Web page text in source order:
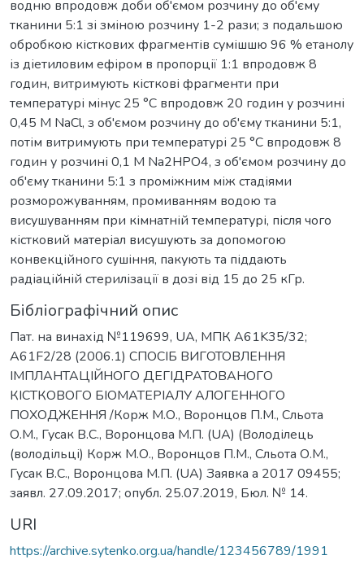
водню впродовж доби об'ємом розчину до об'єму
тканини 5:1 зі зміною розчину 1-2 рази; з подальшою
обробкою кісткових фрагментів сумішшю 96 % етанолу
із діетиловим ефіром в пропорції 1:1 впродовж 8
годин, витримують кісткові фрагменти при
температурі мінус 25 °С впродовж 20 годин у розчині
0,45 М NaCl, з об'ємом розчину до об'єму тканини 5:1,
потім витримують при температурі 25 °С впродовж 8
годин у розчині 0,1 М Na2HPO4, з об'ємом розчину до
об'єму тканини 5:1 з проміжним між стадіями
розморожуванням, промиванням водою та
висушуванням при кімнатній температурі, після чого
кістковий матеріал висушують за допомогою
конвекційного сушіння, пакують та піддають
радіаційній стерилізації в дозі від 15 до 25 кГр.
Бібліографічний опис
Пат. на винахід №119699, UA, МПК A61K35/32;
A61F2/28 (2006.1) СПОСІБ ВИГОТОВЛЕННЯ
ІМПЛАНТАЦІЙНОГО ДЕГІДРАТОВАНОГО
КІСТКОВОГО БІОМАТЕРІАЛУ АЛОГЕННОГО
ПОХОДЖЕННЯ /Корж М.О., Воронцов П.М., Сльота
О.М., Гусак В.С., Воронцова М.П. (UA) (Володілець
(володільці) Корж М.О., Воронцов П.М., Сльота О.М.,
Гусак В.С., Воронцова М.П. (UA) Заявка a 2017 09455;
заявл. 27.09.2017; опубл. 25.07.2019, Бюл. № 14.
URI
https://archive.sytenko.org.ua/handle/123456789/1991